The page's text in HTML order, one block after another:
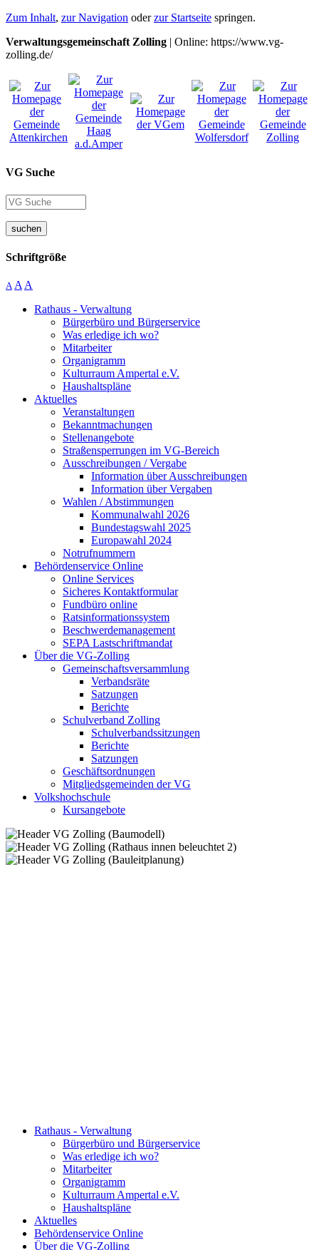
Zum Inhalt, zur Navigation oderzur Startseite springen.
Verwaltungsgemeinschaft Zolling | Online: https://www.vg-
zolling.de/
VG Suche
suchen
Schriftgröße
A A A
Rathaus - Verwaltung
Bürgerbüro und Bürgerservice
Was erledige ich wo?
Mitarbeiter
Organigramm
Kulturraum Ampertal e.V.
Haushaltspläne
Aktuelles
Veranstaltungen
Bekanntmachungen
Stellenangebote
Straßensperrungen im VG-Bereich
Ausschreibungen / Vergabe
Information über Ausschreibungen
Information über Vergaben
Wahlen / Abstimmungen
Kommunalwahl 2026
Bundestagswahl 2025
Europawahl 2024
Notrufnummern
Behördenservice Online
Online Services
Sicheres Kontaktformular
Fundbüro online
Ratsinformationssystem
Beschwerdemanagement
SEPA Lastschriftmandat
Über die VG-Zolling
Gemeinschaftsversammlung
Verbandsräte
Satzungen
Berichte
Schulverband Zolling
Schulverbandssitzungen
Berichte
Satzungen
Geschäftsordnungen
Mitgliedsgemeinden der VG
Volkshochschule
Kursangebote
Rathaus - Verwaltung
Bürgerbüro und Bürgerservice
Was erledige ich wo?
Mitarbeiter
Organigramm
Kulturraum Ampertal e.V.
Haushaltspläne
Aktuelles
Behördenservice Online
Über die VG-Zolling